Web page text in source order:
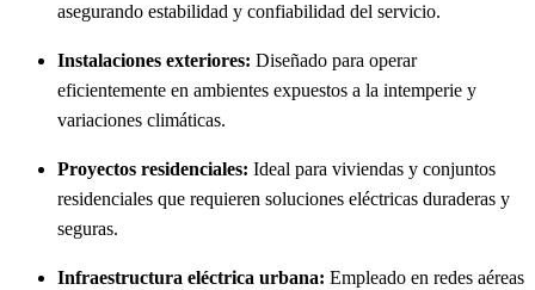
asegurando estabilidad y confiabilidad del servicio.
Instalaciones exteriores: Diseñado para operar
eficientemente en ambientes expuestos a la intemperie y
variaciones climáticas.
Proyectos residenciales: Ideal para viviendas y conjuntos
residenciales que requieren soluciones eléctricas duraderas y
seguras.
Infraestructura eléctrica urbana: Empleado en redes aéreas